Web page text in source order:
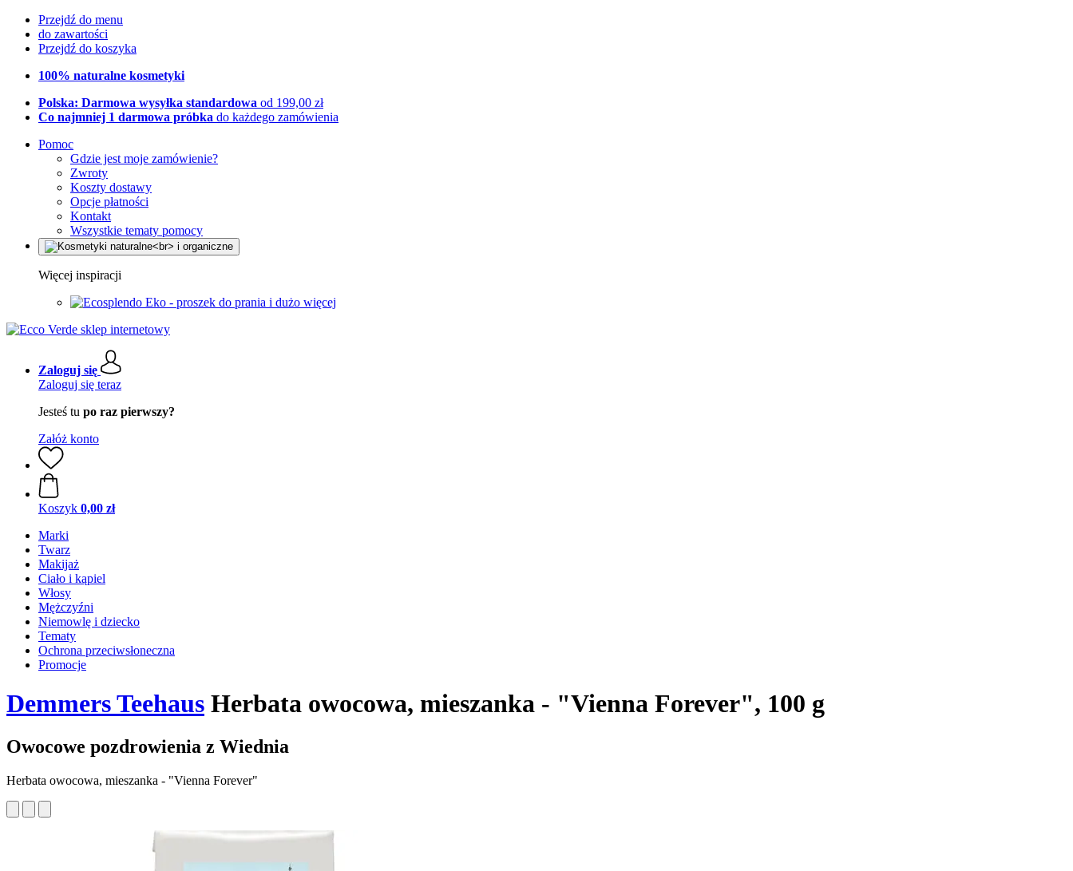
Przejdź do menu
do zawartości
Przejdź do koszyka
100% naturalne kosmetyki
Polska: Darmowa wysyłka standardowa od 199,00 zł
Co najmniej 1 darmowa próbka do każdego zamówienia
Pomoc
Gdzie jest moje zamówienie?
Zwroty
Koszty dostawy
Opcje płatności
Kontakt
Wszystkie tematy pomocy
Więcej inspiracji
Eko - proszek do prania i dużo więcej
Zaloguj się
Zaloguj się teraz
Jesteś tu po raz pierwszy?
Załóż konto
Koszyk 0,00 zł
Marki
Twarz
Makijaż
Ciało i kąpiel
Włosy
Mężczyźni
Niemowlę i dziecko
Tematy
Ochrona przeciwsłoneczna
Promocje
Demmers Teehaus Herbata owocowa, mieszanka - "Vienna Forever", 100 g
Owocowe pozdrowienia z Wiednia
Herbata owocowa, mieszanka - "Vienna Forever"